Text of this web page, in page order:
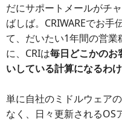
だにサポートメールがチ
ばしば。CRIWAREでお手
て、だいたい1年間の営
に、CRIは毎日どこかのお
いしている計算になるわ
単に自社のミドルウェア
なく、日々更新されるOS